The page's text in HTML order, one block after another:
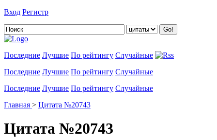
Вход Регистр
Последние Лучшие По рейтингу Случайные
Последние Лучшие По рейтингу Случайные
Последние Лучшие По рейтингу Случайные
Главная > Цитата №20743
Цитата №20743